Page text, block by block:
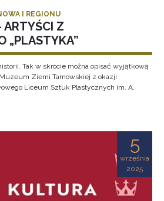
I REGIONU
ARTYŚCI Z
„PLASTYKA”
Tak w skrócie można opisać wyjątkową
Ziemi Tarnowskiej z okazji
Liceum Sztuk Plastycznych im. A.
5
września
2025